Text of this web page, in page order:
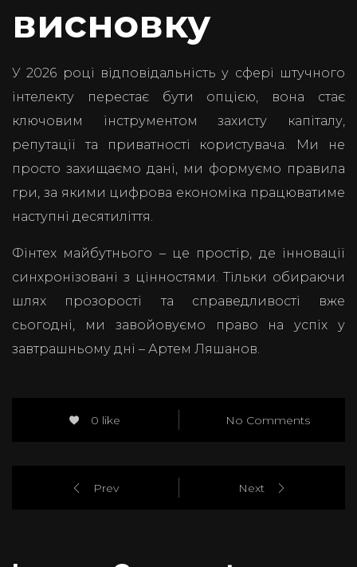
висновку
У 2026 році відповідальність у сфері штучного
інтелекту перестає бути опцією, вона стає
ключовим інструментом захисту капіталу,
репутації та приватності користувача. Ми не
просто захищаємо дані, ми формуємо правила
гри, за якими цифрова економіка працюватиме
наступні десятиліття.
Фінтех майбутнього – це простір, де інновації
синхронізовані з цінностями. Тільки обираючи
шлях прозорості та справедливості вже
сьогодні, ми завойовуємо право на успіх у
завтрашньому дні – Артем Ляшанов.
0 like No Comments
Prev Next